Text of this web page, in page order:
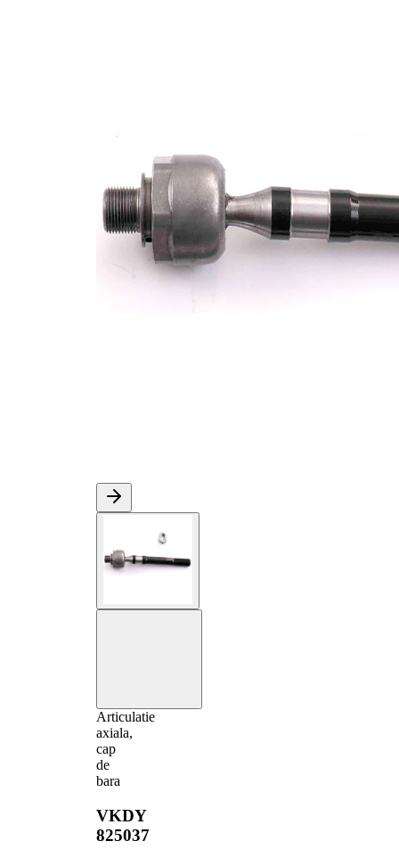
Articulatie
axiala,
cap
de
bara
VKDY
825037
filet 1